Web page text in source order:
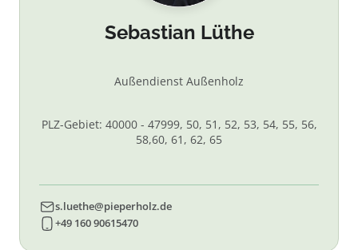
Sebastian Lüthe
Außendienst Außenholz
PLZ-Gebiet: 40000 - 47999, 50, 51, 52, 53, 54, 55, 56,
58,60, 61, 62, 65
s.luethe@pieperholz.de
+49 160 90615470